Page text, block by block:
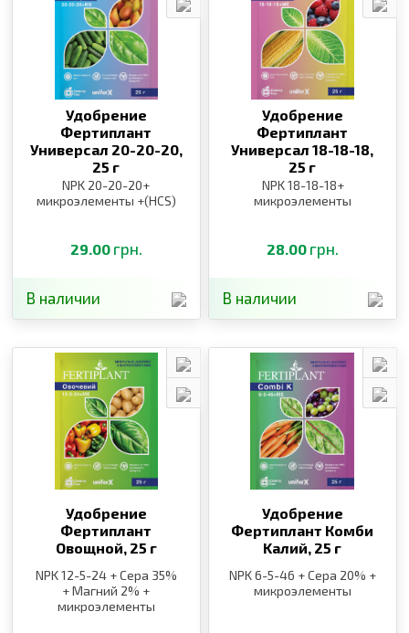
Удобрение
Фертиплант
Универсал 20-20-20,
25 г
NPK 20-20-20+
микроэлементы +(HCS)
29.00 грн.
В наличии
Удобрение
Фертиплант
Универсал 18-18-18,
25 г
NPK 18-18-18+
микроэлементы
28.00 грн.
В наличии
Удобрение
Фертиплант
Овощной, 25 г
NPK 12-5-24 + Сера 35%
+ Магний 2% +
микроэлементы
Удобрение
Фертиплант Комби
Kалий, 25 г
NPK 6-5-46 + Сера 20% +
микроэлементы